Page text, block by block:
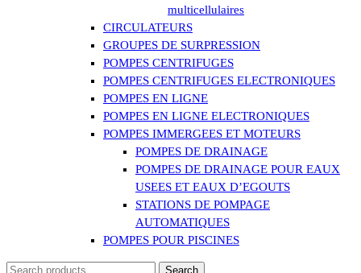
multicellulaires
CIRCULATEURS
GROUPES DE SURPRESSION
POMPES CENTRIFUGES
POMPES CENTRIFUGES ELECTRONIQUES
POMPES EN LIGNE
POMPES EN LIGNE ELECTRONIQUES
POMPES IMMERGEES ET MOTEURS
POMPES DE DRAINAGE
POMPES DE DRAINAGE POUR EAUX
USEES ET EAUX D’EGOUTS
STATIONS DE POMPAGE
AUTOMATIQUES
POMPES POUR PISCINES
Search Search